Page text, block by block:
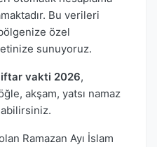
Bu verileri
özel
sunuyoruz.
iftar vakti 2026,
akşam, yatsı namaz
Ramazan Ayı İslam